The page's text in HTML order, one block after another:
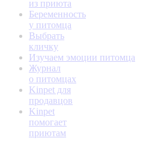
из приюта
Беременность
у питомца
Выбрать
кличку
Изучаем эмоции питомца
Журнал
о питомцах
Kinpet для
продавцов
Kinpet
помогает
приютам